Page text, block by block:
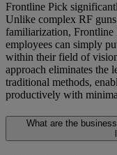
Frontline Pick
Unlike complex RF
familiarization, Frontline
employees can simply
within their field of
approach eliminates the
traditional methods,
productively with
What are the